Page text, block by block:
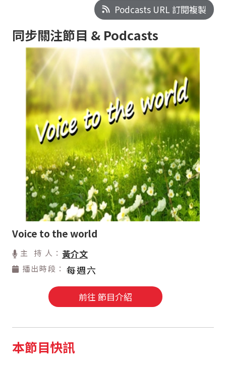
Podcasts URL 訂閱複製
同步關注節目 & Podcasts
Voice to the world
主 持 人： 黃介文
播出時段： 每週六
前往 節目介紹
本節目快訊